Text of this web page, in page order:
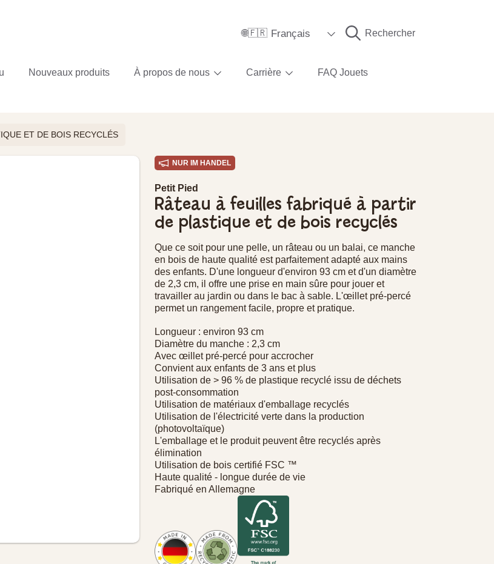
🌐🇫🇷 Français Rechercher
Nouveaux produits À propos de nous Carrière FAQ Jouets
ET DE BOIS RECYCLÉS
NUR IM HANDEL
Petit Pied
Râteau à feuilles fabriqué à partir
de plastique et de bois recyclés
Que ce soit pour une pelle, un râteau ou un balai, ce manche
en bois de haute qualité est parfaitement adapté aux mains
des enfants. D'une longueur d'environ 93 cm et d'un diamètre
de 2,3 cm, il offre une prise en main sûre pour jouer et
travailler au jardin ou dans le bac à sable. L'œillet pré-percé
permet un rangement facile, propre et pratique.
Longueur : environ 93 cm
Diamètre du manche : 2,3 cm
Avec œillet pré-percé pour accrocher
Convient aux enfants de 3 ans et plus
Utilisation de > 96 % de plastique recyclé issu de déchets
post-consommation
Utilisation de matériaux d'emballage recyclés
Utilisation de l'électricité verte dans la production
(photovoltaïque)
L'emballage et le produit peuvent être recyclés après
élimination
Utilisation de bois certifié FSC ™
Haute qualité - longue durée de vie
Fabriqué en Allemagne